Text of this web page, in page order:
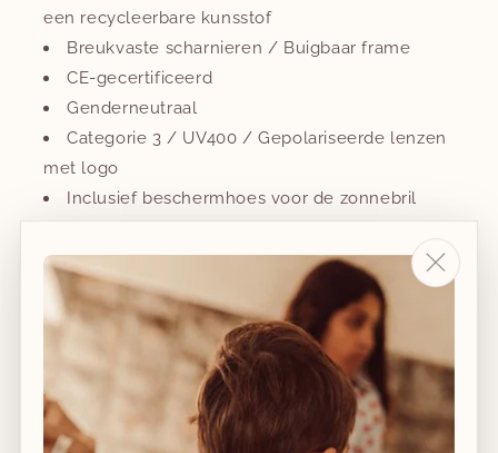
een recycleerbare kunsstof
Breukvaste scharnieren / Buigbaar frame
CE-gecertificeerd
Genderneutraal
Categorie 3 / UV400 / Gepolariseerde lenzen
met logo
Inclusief beschermhoes voor de zonnebril
Maat
0-2Y
Aantal
verlagen
voor
Aantal
verhogen
voor